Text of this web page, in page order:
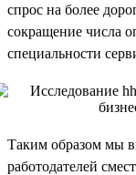
спрос на более
сокращение числа
специальности
Таким образом мы
работодателей